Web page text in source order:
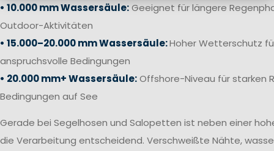
• 10.000 mm Wassersäule:Geeignet für längere
Outdoor-Aktivitäten
• 15.000–20.000 mm Wassersäule:Hoher Wetterschutz
anspruchsvolle Bedingungen
• 20.000 mm+ Wassersäule:Offshore-Niveau für starken
Bedingungen auf See
Gerade bei Segelhosen und Salopetten ist neben einer
die Verarbeitung entscheidend. Verschweißte Nähte,